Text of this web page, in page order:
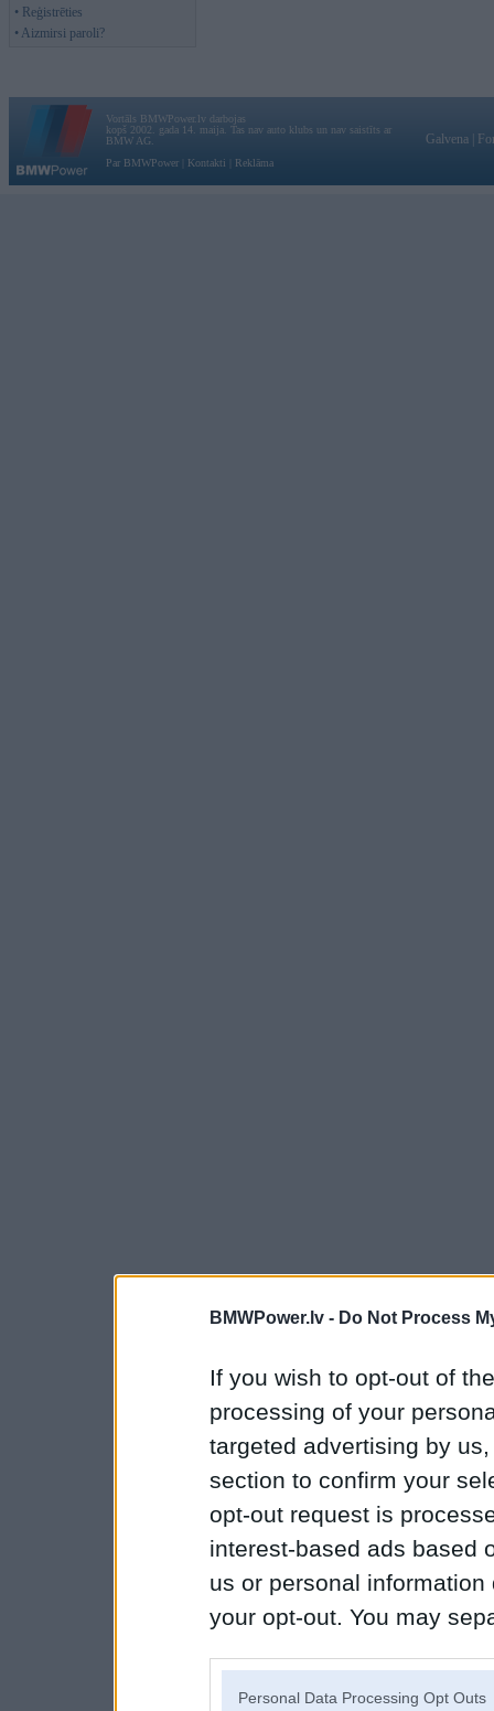
BMWPower.lv - Do Not Process
If you wish to opt-out of
processing of your
targeted advertising by
section to confirm your
opt-out request is
interest-based ads based
us or personal
your opt-out. You may
Personal Data Processing Opt Outs
• Reģistrēties
• Aizmirsi paroli?
Vortāls BMWPower.lv darbojas
kopš 2002. gada 14. maija. Tas nav auto klubs un nav saistīts ar
BMW AG.
Par BMWPower
Kontakti Reklāma
Galvena